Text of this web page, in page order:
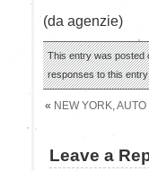
(da agenzie)
This entry was posted
responses to this
« NEW YORK,
Leave a